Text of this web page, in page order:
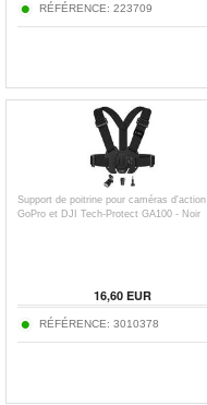
RÉFÉRENCE: 223709
Support de poitrine pour caméras d'action
GoPro et DJI Tech-Protect GA100 - Noir
16,60EUR
RÉFÉRENCE: 3010378